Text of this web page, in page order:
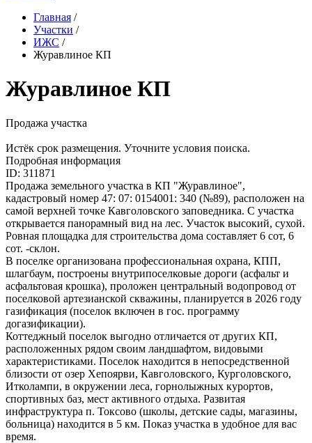
Главная /
Участки /
ИЖС /
Журавлиное КП
Журавлиное КП
Продажа участка
Истёк срок размещения. Уточните условия поиска.
Подробная информация
ID: 311871
Продажа земельного участка в КП "Журавлиное",
кадастровый номер 47: 07: 0154001: 340 (№89), расположен на
самой верхней точке Кавголовского заповедника. С участка
открывается панорамный вид на лес. Участок высокий, сухой.
Ровная площадка для строительства дома составляет 6 сот, 6
сот. -склон.
В поселке организована профессиональная охрана, КПП,
шлагбаум, построены внутрипоселковые дороги (асфальт и
асфальтовая крошка), проложен центральный водопровод от
поселковой артезианской скважины, планируется в 2026 году
газификация (поселок включен в гос. программу
догазификации).
Коттеджный поселок выгодно отличается от других КП,
расположенных рядом своим ландшафтом, видовыми
характеристиками. Поселок находится в непосредственной
близости от озер Хепоярви, Кавголовского, Курголовского,
Итколампи, в окружении леса, горнолыжных курортов,
спортивных баз, мест активного отдыха. Развитая
инфраструктура п. Токсово (школы, детские сады, магазины,
больница) находится в 5 км. Показ участка в удобное для вас
время.